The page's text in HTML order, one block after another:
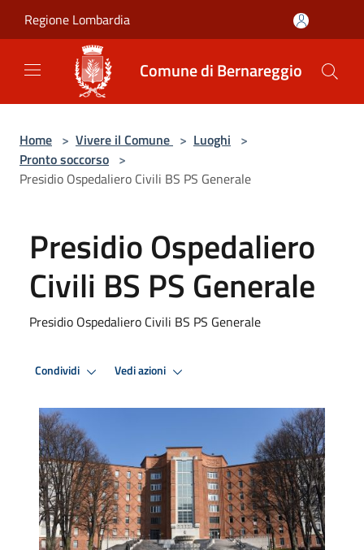
Regione Lombardia
Comune di Bernareggio
Home > Vivere il Comune > Luoghi >
Pronto soccorso >
Presidio Ospedaliero Civili BS PS Generale
Presidio Ospedaliero
Civili BS PS Generale
Presidio Ospedaliero Civili BS PS Generale
Condividi Vedi azioni